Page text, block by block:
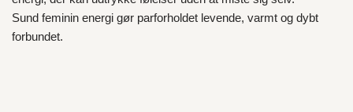
Sund feminin energi gør parforholdet levende, varmt og dybt
forbundet.